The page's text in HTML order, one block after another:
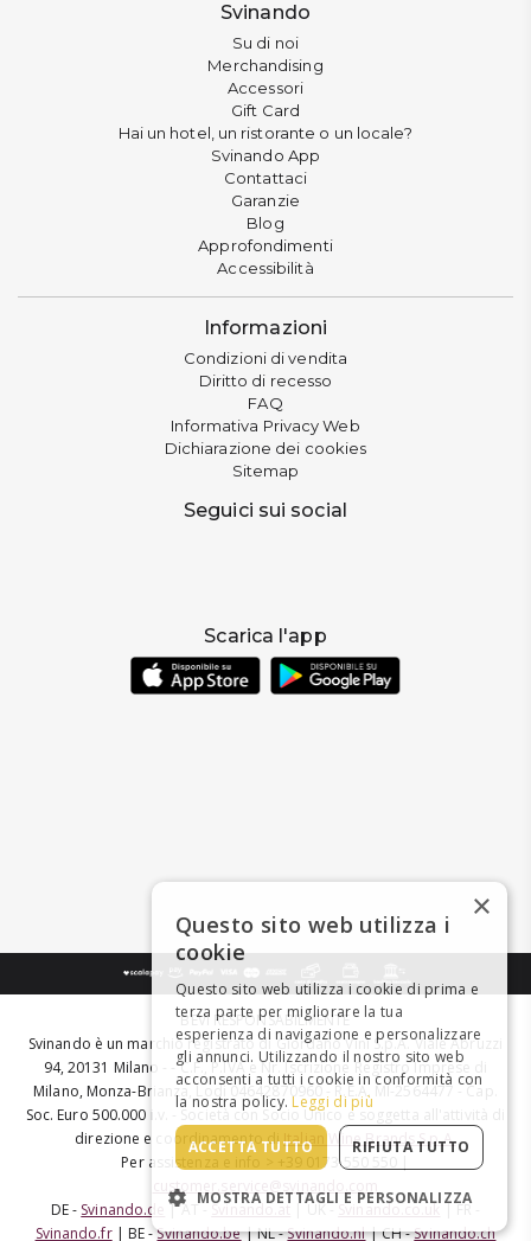
Svinando
Su di noi
Merchandising
Accessori
Gift Card
Hai un hotel, un ristorante o un locale?
Svinando App
Contattaci
Garanzie
Blog
Approfondimenti
Accessibilità
Informazioni
Condizioni di vendita
Diritto di recesso
FAQ
Informativa Privacy Web
Dichiarazione dei cookies
Sitemap
Seguici sui social
Scarica l'app
BEVI RESPONSABILMENTE
Svinando è un marchio registrato di Giordano Vini S.p.A. Viale Abruzzi
94, 20131 Milano - - C.F., P.IVA e Nr. Iscrizione Registro Imprese di
Milano, Monza-Brianza, Lodi 04642870960 - R.E.A. MI-2564477 - Cap.
Soc. Euro 500.000 i.v. - Società con Socio Unico e soggetta all'attività di
direzione e coordinamento diItalian Wine Brands S.p.A.
Per assistenza e info > +39 0173 550 550 |
customer.service@svinando.com
DE - Svinando.de | AT -Svinando.at | UK - Svinando.co.uk| FR -
Svinando.fr| BE -Svinando.be| NL -Svinando.nl| CH -Svinando.ch
×
Questo sito web utilizza i
cookie
Questo sito web utilizza i cookie di prima e
terza parte per migliorare la tua
esperienza di navigazione e personalizzare
gli annunci. Utilizzando il nostro sito web
acconsenti a tutti i cookie in conformità con
la nostra policy. Leggi di più
ACCETTA TUTTO RIFIUTA TUTTO
MOSTRA DETTAGLI E PERSONALIZZA